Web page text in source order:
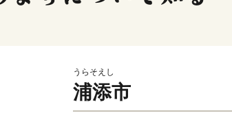
うらそえし
浦添市